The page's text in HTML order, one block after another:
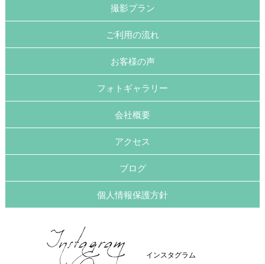
撮影プラン
ご利用の流れ
お客様の声
フォトギャラリー
会社概要
アクセス
ブログ
個人情報保護方針
インスタグラム